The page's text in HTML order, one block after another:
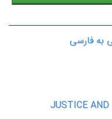
به فارسی
JUSTICE